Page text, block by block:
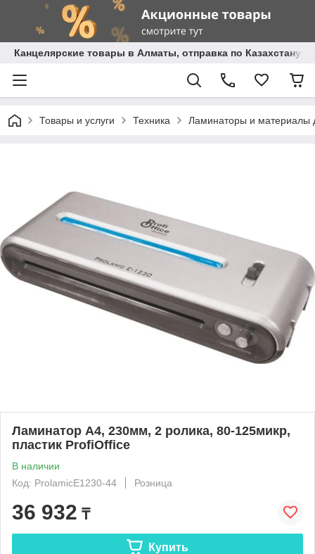
Канцелярские товары в Алматы, отправка по Казахстану.
Товары и услуги Техника Ламинаторы и материалы
Ламинатор A4, 230мм, 2 ролика, 80-125микр,
пластик ProfiOffice
В наличии
Код: ProlamicE1230-44
Розница
36 932 ₸
Купить